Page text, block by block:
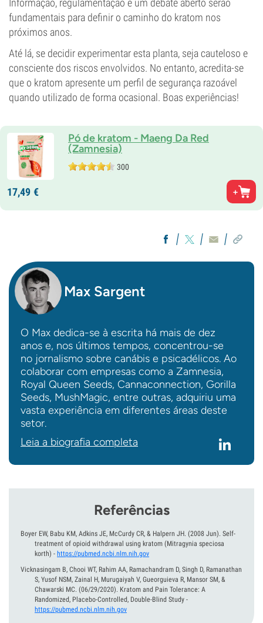
Informação, regulamentação e um debate aberto serão
fundamentais para definir o caminho do kratom nos
próximos anos.
Até lá, se decidir experimentar esta planta, seja cauteloso e
consciente dos riscos envolvidos. No entanto, acredita-se
que o kratom apresente um perfil de segurança razoável
quando utilizado de forma ocasional. Boas experiências!
Pó de kratom - Maeng Da Red
(Zamnesia)
300
17,49 €
Max Sargent
O Max dedica-se à escrita há mais de dez
anos e, nos últimos tempos, concentrou-se
no jornalismo sobre canábis e psicadélicos. Ao
colaborar com empresas como a Zamnesia,
Royal Queen Seeds, Cannaconnection, Gorilla
Seeds, MushMagic, entre outras, adquiriu uma
vasta experiência em diferentes áreas deste
setor.
Leia a biografia completa
Referências
Boyer EW, Babu KM, Adkins JE, McCurdy CR, & Halpern JH. (2008 Jun). Self-
treatment of opioid withdrawal using kratom (Mitragynia speciosa
korth) - https://pubmed.ncbi.nlm.nih.gov
Vicknasingam B, Chooi WT, Rahim AA, Ramachandram D, Singh D, Ramanathan
S, Yusof NSM, Zainal H, Murugaiyah V, Gueorguieva R, Mansor SM, &
Chawarski MC. (06/29/2020). Kratom and Pain Tolerance: A
Randomized, Placebo-Controlled, Double-Blind Study -
https://pubmed.ncbi.nlm.nih.gov